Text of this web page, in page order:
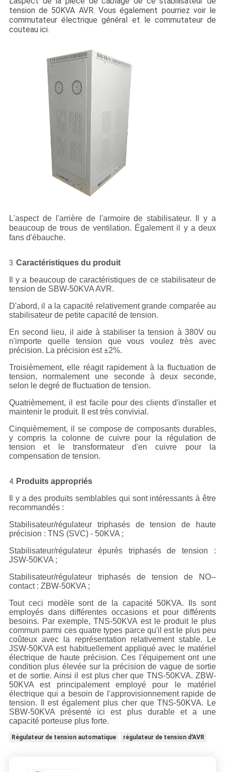
tension de 50KVA AVR. Vous également pourriez voir le
commutateur électrique général et le commutateur de
couteau ici.
L'aspect de l'arrière de l'armoire de stabilisateur. Il y a
beaucoup de trous de ventilation. Également il y a deux
fans d'ébauche.
3. Caractéristiques du produit
Il y a beaucoup de caractéristiques de ce stabilisateur de
tension de SBW-50KVA AVR.
D'abord, il a la capacité relativement grande comparée au
stabilisateur de petite capacité de tension.
En second lieu, il aide à stabiliser la tension à 380V ou
n'importe quelle tension que vous voulez très avec
précision. La précision est ±2%.
Troisièmement, elle réagit rapidement à la fluctuation de
tension, normalement une seconde à deux seconde,
selon le degré de fluctuation de tension.
Quatrièmement, il est facile pour des clients d'installer et
maintenir le produit. Il est très convivial.
Cinquièmement, il se compose de composants durables,
y compris la colonne de cuivre pour la régulation de
tension et le transformateur d'en cuivre pour la
compensation de tension.
4. Produits appropriés
Il y a des produits semblables qui sont intéressants à être
recommandés :
Stabilisateur/régulateur triphasés de tension de haute
précision : TNS (SVC) - 50KVA ;
Stabilisateur/régulateur épurés triphasés de tension :
JSW-50KVA ;
Stabilisateur/régulateur triphasés de tension de NO--
contact : ZBW-50KVA ;
Tout ceci modèle sont de la capacité 50KVA. Ils sont
employés dans différentes occasions et pour différents
besoins. Par exemple, TNS-50KVA est le produit le plus
commun parmi ces quatre types parce qu'il est le plus peu
coûteux avec la représentation relativement stable. Le
JSW-50KVA est habituellement appliqué avec le matériel
électrique de haute précision. Ces l'équipement ont une
condition plus élevée sur la précision de vague de sortie
et de sortie. Ainsi il est plus cher que TNS-50KVA. ZBW-
50KVA est principalement employé pour le matériel
électrique qui a besoin de l'approvisionnement rapide de
tension. Il est également plus cher que TNS-50KVA. Le
SBW-50KVA présenté ici est plus durable et a une
capacité porteuse plus forte.
Régulateur de tension automatique régulateur de tension d'AVR